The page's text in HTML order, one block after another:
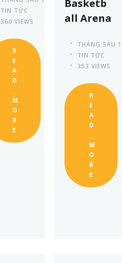
TIN TỨC
360 VIEWS
R
E
A
D
M
O
R
E
Basketb
all Arena
THÁNG SÁU
TIN TỨC
353 VIEWS
R
E
A
D
M
O
R
E